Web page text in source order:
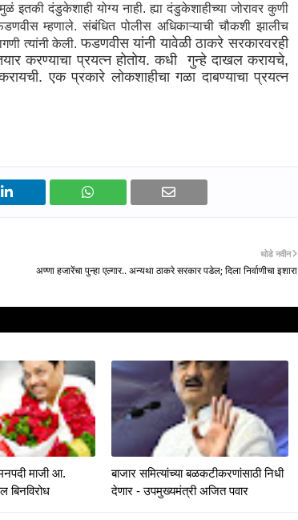
इतकी दंडुकेशाही योग्य नाही. ह्या दंडुकेशाहीच्या जोरावर कुणी
म्हणाले. संबंधित पोलीस अधिकाऱ्याची चौकशी झालीच
त्यांनी केली. फडणवीस यांनी यावेळी ठाकरे सरकारवरही
तयार करण्याचा प्रयत्न होतोय. कधी गुन्हे दाखल करायचे,
एक प्रकारे लोकशाहीचा गळा दाबण्याचा प्रयत्न
थोडे नवीन
अण्णा हजारेंचा पुन्हा एल्गार.. अन्यथा ठाकरे सरकार पडेल; दिला निर्वाणीचा इशारा
माजी आ.
बाजार समित्यांच्या बळकटीकरणांसाठी निधी
देणार - उपमुख्यमंत्री अजित पवार